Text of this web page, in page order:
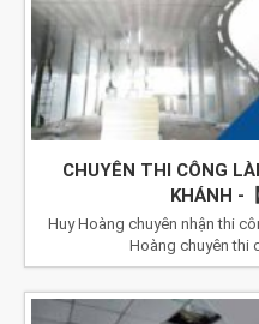
CHUYÊN THI CÔNG
KHÁNH -
Huy Hoàng chuyên nhận thi
Hoàng chuyên thi